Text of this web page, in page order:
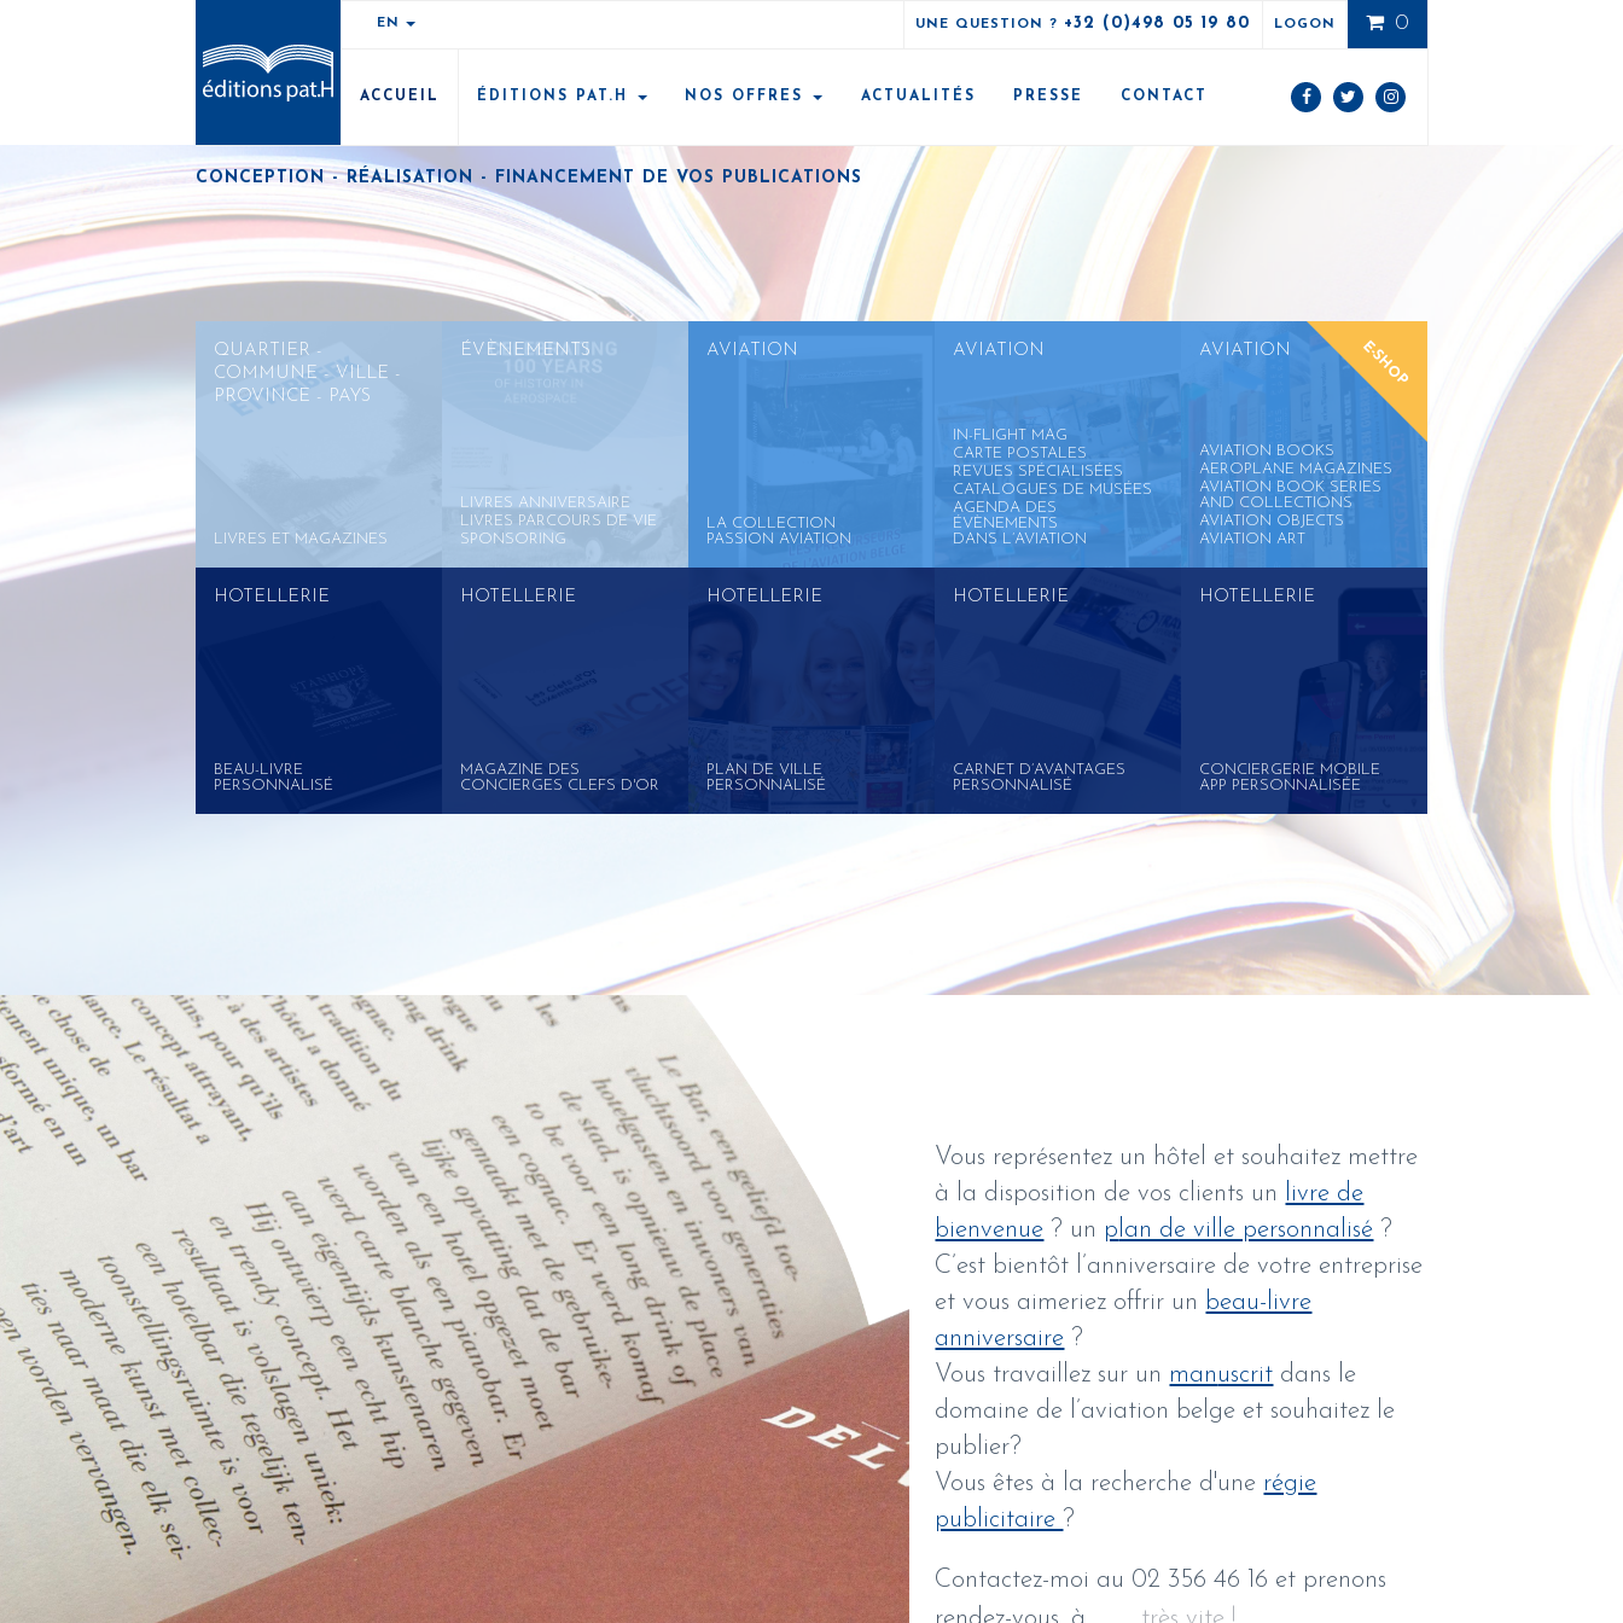
0
LOGON
UNE QUESTION ? +32 (0)498 05 19 80
EN
ACCUEIL ÉDITIONS PAT.H NOS OFFRES ACTUALITÉS PRESSE CONTACT
CONCEPTION - RÉALISATION - FINANCEMENT DE VOS PUBLICATIONS
QUARTIER -
COMMUNE - VILLE -
PROVINCE - PAYS
LIVRES ET MAGAZINES
ÉVÈNEMENTS
LIVRES ANNIVERSAIRE
LIVRES PARCOURS DE VIE
SPONSORING
AVIATION
LA COLLECTION
PASSION AVIATION
AVIATION
IN-FLIGHT MAG
CARTE POSTALES
REVUES SPÉCIALISÉES
CATALOGUES DE MUSÉES
AGENDA DES
ÉVÈNEMENTS
DANS L’AVIATION
AVIATION E-SHOP
AVIATION BOOKS
AEROPLANE MAGAZINES
AVIATION BOOK SERIES
AND COLLECTIONS
AVIATION OBJECTS
AVIATION ART
HOTELLERIE
BEAU-LIVRE
PERSONNALISÉ
HOTELLERIE
MAGAZINE DES
CONCIERGES CLEFS D'OR
HOTELLERIE
PLAN DE VILLE
PERSONNALISÉ
HOTELLERIE
CARNET D’AVANTAGES
PERSONNALISÉ
HOTELLERIE
CONCIERGERIE MOBILE
APP PERSONNALISÉE
Vous représentez un hôtel et souhaitez mettre
à la disposition de vos clients un
livre de
bienvenue ? un p lan de ville personnalisé ?
C’est bientôt l’anniversaire de votre entreprise
et vous aimeriez offrir un beau-livre
anniversaire ?
Vous travaillez sur un manuscrit dans le
domaine de l’aviation belge et souhaitez le
publier?
Vous êtes à la recherche d'une régie
publicitaire ?
Contactez-moi au 02 356 46 16 et prenons